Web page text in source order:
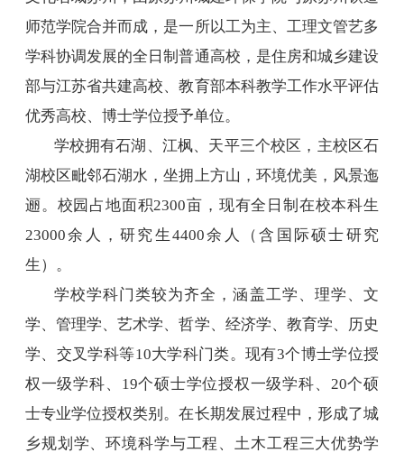
师范学院合并而成，是一所以工为主、工理文管艺多
学科协调发展的全日制普通高校，是住房和城乡建设
部与江苏省共建高校、教育部本科教学工作水平评估
优秀高校、博士学位授予单位。
学校拥有石湖、江枫、天平三个校区，主校区石
湖校区毗邻石湖水，坐拥上方山，环境优美，风景迤
逦。校园占地面积2300亩，现有全日制在校本科生
23000余人，研究生4400余人（含国际硕士研究
生）。
学校学科门类较为齐全，涵盖工学、理学、文
学、管理学、艺术学、哲学、经济学、教育学、历史
学、交叉学科等10大学科门类。现有3个博士学位授
权一级学科、 19个硕士学位授权一级学科、 20个硕
士专业学位授权类别。在长期发展过程中，形成了城
乡规划学、环境科学与工程、土木工程三大优势学